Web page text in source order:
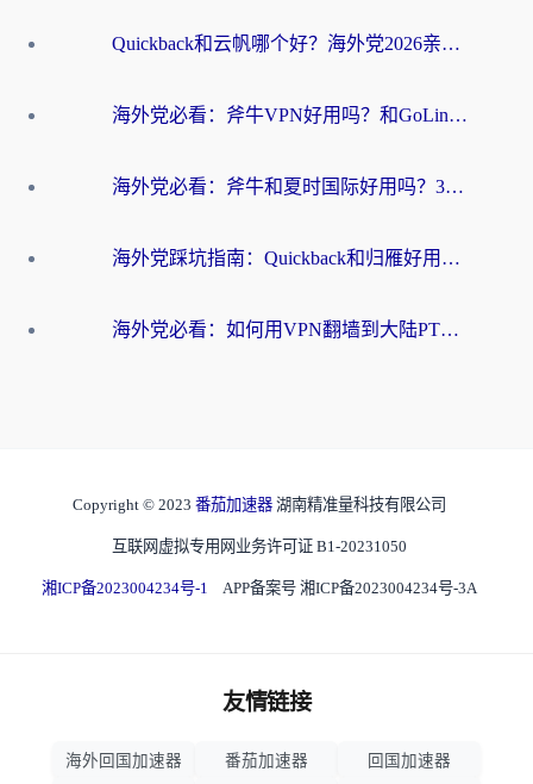
Quickback和云帆哪个好？海外党2026亲测指南：选对加速器大陆工具，无缝刷国内剧玩国服
海外党必看：斧牛VPN好用吗？和GoLinkVPN对比哪个回国效果更好？
海外党必看：斧牛和夏时国际好用吗？3步选对回国加速器，无缝刷国内资源
海外党踩坑指南：Quickback和归雁好用吗？选对加速器才能无缝刷国内资源
海外党必看：如何用VPN翻墙到大陆PTT？一篇解决你所有回国加速痛点
Copyright © 2023 番茄加速器 湖南精准量科技有限公司
互联网虚拟专用网业务许可证 B1-20231050
湘ICP备2023004234号-1 APP备案号 湘ICP备2023004234号-3A
友情链接
海外回国加速器 番茄加速器 回国加速器